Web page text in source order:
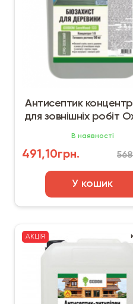
Антисептик
для зовнішніх робіт
В наявності
491,10грн.
У кошик
АКЦІЯ